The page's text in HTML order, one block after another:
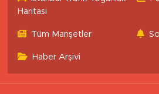
İstanbul Trafik Yoğunluk